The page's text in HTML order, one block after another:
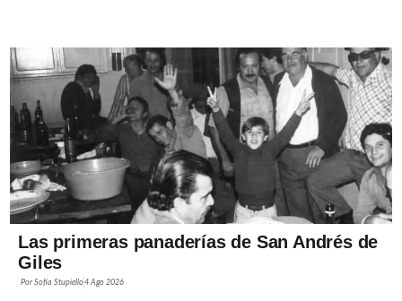
Las primeras panaderías de San Andrés de
Giles
PorSofía Stupiello4 Ago 2026